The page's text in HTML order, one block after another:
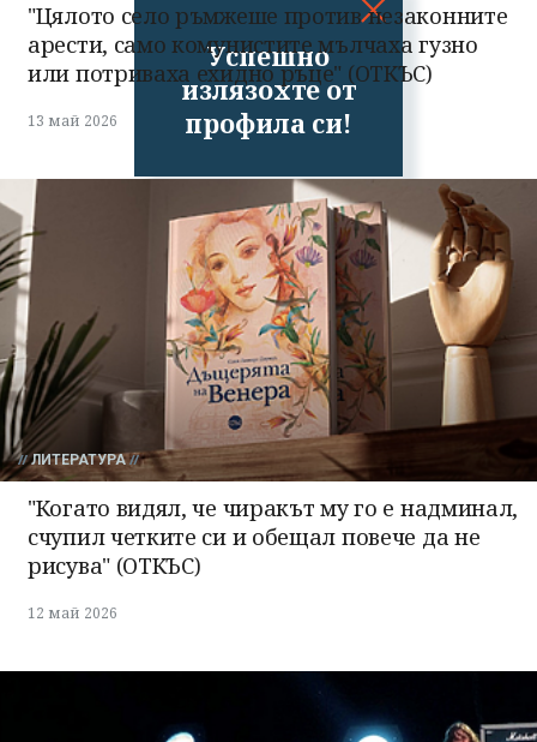
Успешно
излязохте от
профила си!
"Цялото село ръмжеше против незаконните
арести, само комунистите мълчаха гузно
или потриваха ехидно ръце" (ОТКЪС)
13 май 2026
ЛИТЕРАТУРА
"Когато видял, че чиракът му го е надминал,
счупил четките си и обещал повече да не
рисува" (ОТКЪС)
12 май 2026